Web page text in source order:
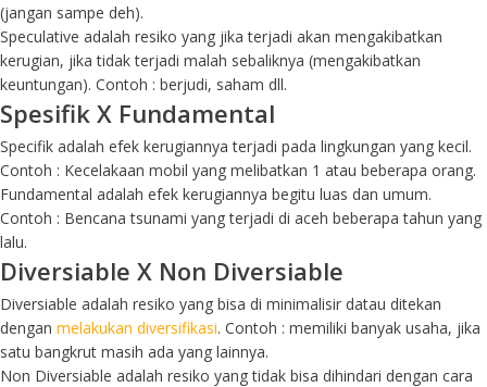
(jangan sampe deh).
Speculative adalah resiko yang jika terjadi akan mengakibatkan
kerugian, jika tidak terjadi malah sebaliknya (mengakibatkan
keuntungan). Contoh : berjudi, saham dll.
Spesifik X Fundamental
Specifik adalah efek kerugiannya terjadi pada lingkungan yang kecil.
Contoh : Kecelakaan mobil yang melibatkan 1 atau beberapa orang.
Fundamental adalah efek kerugiannya begitu luas dan umum.
Contoh : Bencana tsunami yang terjadi di aceh beberapa tahun yang
lalu.
Diversiable X Non Diversiable
Diversiable adalah resiko yang bisa di minimalisir datau ditekan
dengan melakukan diversifikasi. Contoh : memiliki banyak usaha, jika
satu bangkrut masih ada yang lainnya.
Non Diversiable adalah resiko yang tidak bisa dihindari dengan cara